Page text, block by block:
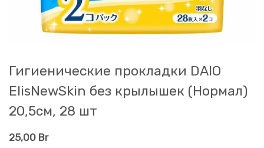
Гигиенические прокладки DAIO
ElisNewSkin без крылышек (Нормал)
20,5см, 28 шт
25,00 Br